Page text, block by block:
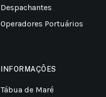
Despachantes
Operadores Portuários
INFORMAÇÕES
Tábua de Maré